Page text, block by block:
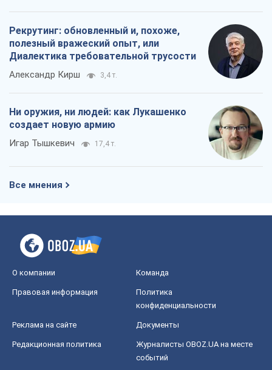
Рекрутинг: обновленный и, похоже,
полезный вражеский опыт, или
Диалектика требовательной трусости
Александр Кирш 3,4 т.
Ни оружия, ни людей: как Лукашенко
создает новую армию
Игар Тышкевич 17,4 т.
Все мнения
О компании Команда
Правовая информация
Политика
конфиденциальности
Реклама на сайте Документы
Редакционная политика
Журналисты OBOZ.UA на месте
событий